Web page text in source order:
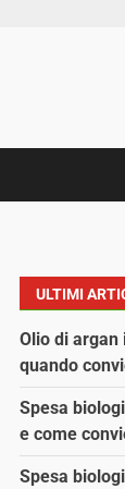
ULTIMI
Olio di
quando
Spesa
e come
Spesa